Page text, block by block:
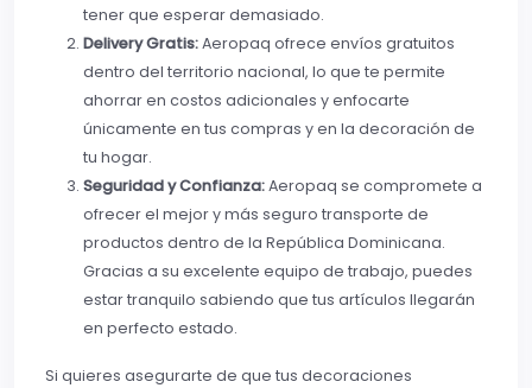
tener que esperar demasiado.
Delivery Gratis:Aeropaq ofrece envíos gratuitos
dentro del territorio nacional, lo que te permite
ahorrar en costos adicionales y enfocarte
únicamente en tus compras y en la decoración de
tu hogar.
Seguridad y Confianza:Aeropaq se compromete a
ofrecer el mejor y más seguro transporte de
productos dentro de la República Dominicana.
Gracias a su excelente equipo de trabajo, puedes
estar tranquilo sabiendo que tus artículos llegarán
en perfecto estado.
Si quieres asegurarte de que tus decoraciones